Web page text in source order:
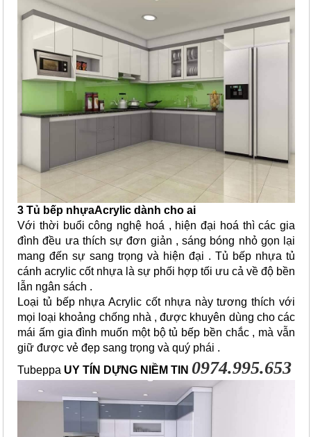
3 Tủ bếp nhựaAcrylic dành cho ai
Với thời buổi công nghệ hoá , hiện đại hoá thì các gia
đình đều ưa thích sự đơn giản , sáng bóng nhỏ gọn lại
mang đến sự sang trọng và hiện đại . Tủ bếp nhựa tủ
cánh acrylic cốt nhựa là sự phối hợp tối ưu cả về độ bền
lẫn ngân sách .
Loại tủ bếp nhựa Acrylic cốt nhựa này tương thích với
mọi loại khoảng chống nhà , được khuyên dùng cho các
mái ấm gia đình muốn một bộ tủ bếp bền chắc , mà vẫn
giữ được vẻ đẹp sang trọng và quý phái .
Tubeppa UY TÍN DỰNG NIỀM TIN 0974.995.653